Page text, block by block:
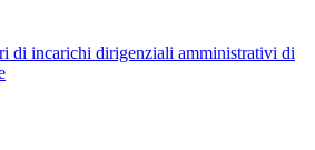
di incarichi dirigenziali amministrativi di